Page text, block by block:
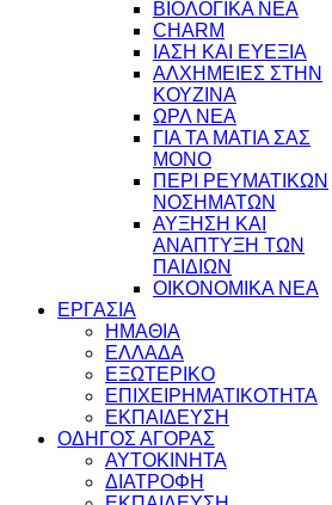
ΒΙΟΛΟΓΙΚΑ ΝΕΑ
CHARM
ΙΑΣΗ ΚΑΙ ΕΥΕΞΙΑ
ΑΛΧΗΜΕΙΕΣ ΣΤΗΝ
ΚΟΥΖΙΝΑ
ΩΡΛ ΝEA
ΓΙΑ ΤΑ ΜΑΤΙΑ ΣΑΣ
ΜΟΝΟ
ΠΕΡΙ ΡΕΥΜΑΤΙΚΩΝ
ΝΟΣΗΜΑΤΩΝ
ΑΥΞΗΣΗ ΚΑΙ
ΑΝΑΠΤΥΞΗ ΤΩΝ
ΠΑΙΔΙΩΝ
ΟΙΚΟΝΟΜΙΚΑ ΝΕΑ
ΕΡΓΑΣΙΑ
ΗΜΑΘΙΑ
ΕΛΛΑΔΑ
ΕΞΩΤΕΡΙΚΟ
ΕΠΙΧΕΙΡΗΜΑΤΙΚΟΤΗΤΑ
ΕΚΠΑΙΔΕΥΣΗ
ΟΔΗΓΟΣ ΑΓΟΡΑΣ
ΑΥΤΟΚΙΝΗΤΑ
ΔΙΑΤΡΟΦΗ